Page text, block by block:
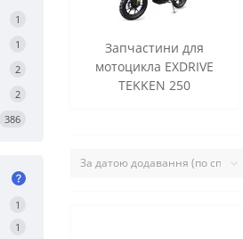
1
1
2
2
386
1
1
Запчастини для
мотоцикла EXDRIVE
TEKKEN 250